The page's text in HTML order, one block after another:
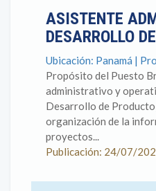
ASISTENTE
DESARROLLO
Ubicación: Panamá |
Propósito del Puesto
administrativo y
Desarrollo de
organización de la
proyectos...
Publicación: 24/07/